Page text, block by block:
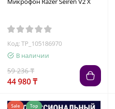
Код: TP_105186970
В наличии
59 236 ₸
44 980 ₸
Sale Top